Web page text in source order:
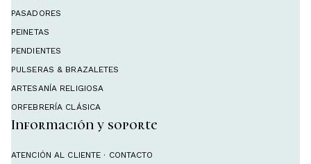
PASADORES
PEINETAS
PENDIENTES
PULSERAS & BRAZALETES
ARTESANÍA RELIGIOSA
ORFEBRERÍA CLÁSICA
Información y soporte
ATENCIÓN AL CLIENTE · CONTACTO